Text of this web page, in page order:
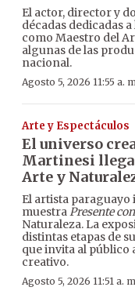
El actor, director y
décadas dedicadas
como Maestro del
algunas de las
nacional.
Agosto 5, 2026 11:55 a.
Arte y Espectáculos
El universo
Martinesi llega
Arte y
El artista paraguayo
muestraPresente
Naturaleza. La
distintas etapas de
que invita al público
creativo.
Agosto 5, 2026 11:51 a.